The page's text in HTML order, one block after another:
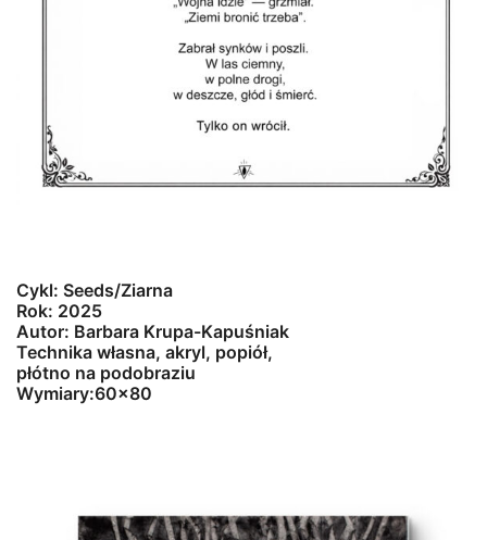
Cykl: Seeds/Ziarna
Rok: 2025
Autor: Barbara Krupa-Kapuśniak
Technika własna, akryl, popiół,
płótno na podobraziu
Wymiary:60×80